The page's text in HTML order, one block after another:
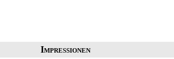
Impressionen